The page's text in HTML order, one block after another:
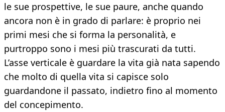
le sue prospettive, le sue paure, anche quando
ancora non è in grado di parlare: è proprio nei
primi mesi che si forma la personalità, e
purtroppo sono i mesi più trascurati da tutti.
L’asse verticale è guardare la vita già nata sapendo
che molto di quella vita si capisce solo
guardandone il passato, indietro fino al momento
del concepimento.